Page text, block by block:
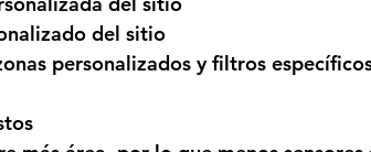
del sitio
personalizados y filtros